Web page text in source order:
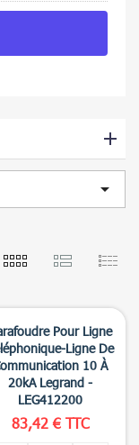

Pour Ligne
Ligne De
10 À
20kA Legrand -
LEG412200
83,42 € TTC